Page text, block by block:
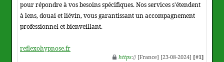
pour répondre à vos besoins spécifiques. Nos services s'étendent
à lens, douai et liévin, vous garantissant un accompagnement
professionnel et bienveillant.
reflexohypnose.fr
https:// [France] [23-08-2024] [#1]